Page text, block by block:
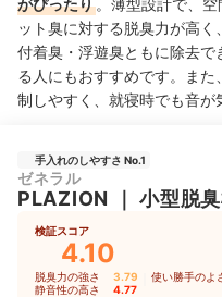
がぴったり 。薄型設計で、
ット臭に対する脱臭力が高く
付着臭・浮遊臭ともに除去
る人にもおすすめです。ま
制しやすく、就寝時でも音が
手入れのしやすさ No.1
ゼネラル
PLAZION ｜小型脱
検証スコア
4.10
脱臭力の強さ 3.79 使い勝手のよ
静音性の高さ 4.77